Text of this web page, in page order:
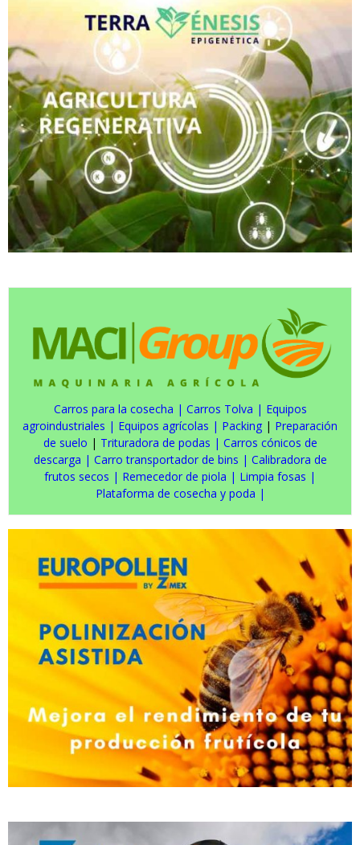
Carros para la cosecha | Carros Tolva | Equipos
agroindustriales | Equipos agrícolas | Packing | Preparación
de suelo | Trituradora de podas | Carros cónicos de
descarga | Carro transportador de bins | Calibradora de
frutos secos | Remecedor de piola | Limpia fosas |
Plataforma de cosecha y poda |